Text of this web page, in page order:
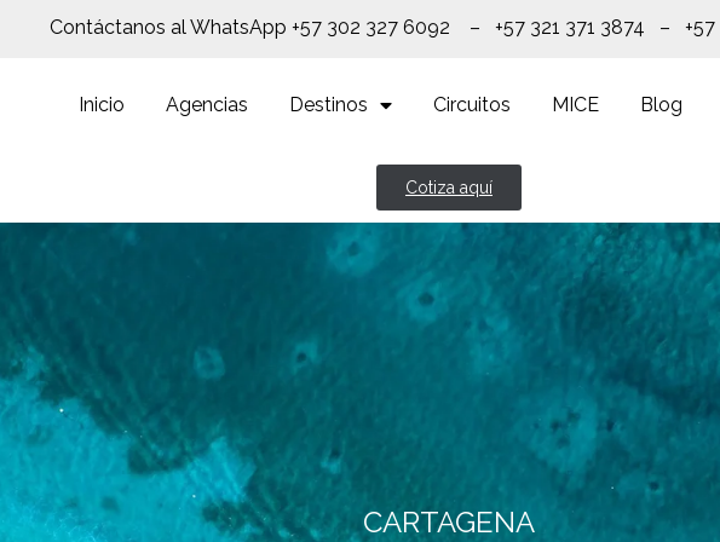
Contáctanos al WhatsApp +57 302 327 6092 – +57 321 371 3874 –
Inicio Agencias Destinos Circuitos MICE Blog
Cotiza aquí
CARTAGENA